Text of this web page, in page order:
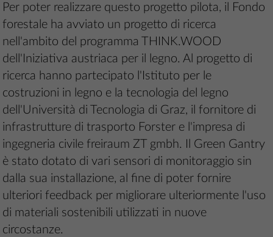
Per poter realizzare questo progetto pilota, il Fondo
forestale ha avviato un progetto di ricerca
nell'ambito del programma THINK.WOOD
dell'Iniziativa austriaca per il legno. Al progetto di
ricerca hanno partecipato l'Istituto per le
costruzioni in legno e la tecnologia del legno
dell'Università di Tecnologia di Graz, il fornitore di
infrastrutture di trasporto Forster e l'impresa di
ingegneria civile freiraum ZT gmbh. Il Green Gantry
è stato dotato di vari sensori di monitoraggio sin
dalla sua installazione, al fine di poter fornire
ulteriori feedback per migliorare ulteriormente l'uso
di materiali sostenibili utilizzati in nuove
circostanze.